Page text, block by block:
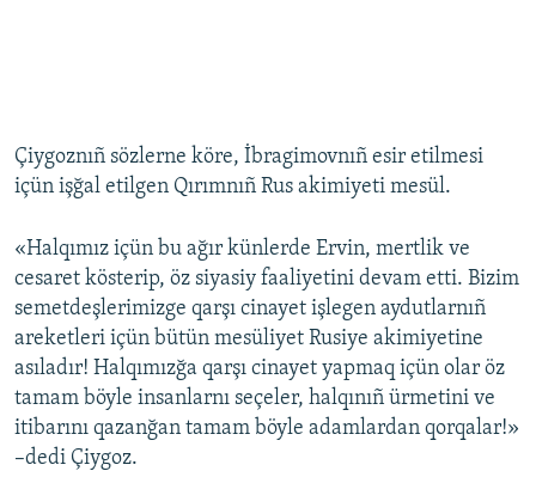
Çiygoznıñ sözlerne köre, İbragimovnıñ esir etilmesi
içün işğal etilgen Qırımnıñ Rus akimiyeti mesül.
«Halqımız içün bu ağır künlerde Ervin, mertlik ve
cesaret kösterip, öz siyasiy faaliyetini devam etti. Bizim
semetdeşlerimizge qarşı cinayet işlegen aydutlarnıñ
areketleri içün bütün mesüliyet Rusiye akimiyetine
asıladır! Halqımızğa qarşı cinayet yapmaq içün olar öz
tamam böyle insanlarnı seçeler, halqınıñ ürmetini ve
itibarını qazanğan tamam böyle adamlardan qorqalar!»
–dedi Çiygoz.